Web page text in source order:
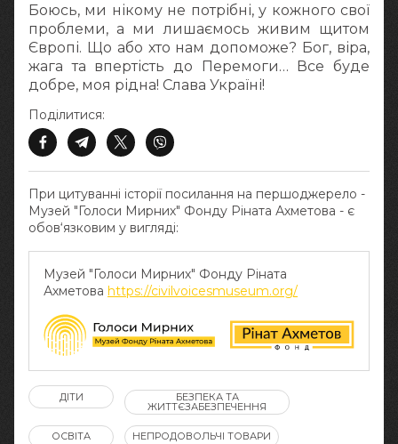
Боюсь, ми нікому не потрібні, у кожного свої
проблеми, а ми лишаємось живим щитом
Європі. Що або хто нам допоможе? Бог, віра,
жага та впертість до Перемоги… Все буде
добре, моя рідна! Слава Україні!
При цитуванні історії посилання на першоджерело -
Музей "Голоси Мирних" Фонду Ріната Ахметова - є
обов‘язковим у вигляді:
Музей "Голоси Мирних" Фонду Ріната
Ахметова https://civilvoicesmuseum.org/
Поділитися:
ДІТИ БЕЗПЕКА ТА
ЖИТТЄЗАБЕЗПЕЧЕННЯ
ОСВІТА НЕПРОДОВОЛЬЧІ ТОВАРИ